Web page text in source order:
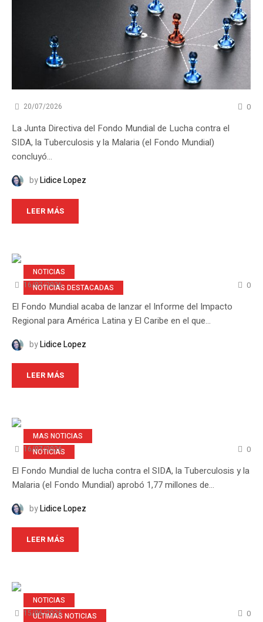
20/07/2026 0
La Junta Directiva del Fondo Mundial de Lucha contra el
SIDA, la Tuberculosis y la Malaria (el Fondo Mundial)
concluyó...
byLidice Lopez
LEER MÁS
NOTICIAS
NOTICIAS DESTACADAS
16/07/2026 0
El Fondo Mundial acaba de lanzar el Informe del Impacto
Regional para América Latina y El Caribe en el que...
byLidice Lopez
LEER MÁS
MAS NOTICIAS
NOTICIAS
16/07/2026 0
El Fondo Mundial de lucha contra el SIDA, la Tuberculosis y la
Malaria (el Fondo Mundial) aprobó 1,77 millones de...
byLidice Lopez
LEER MÁS
NOTICIAS
ULTIMAS NOTICIAS
15/06/2026 0